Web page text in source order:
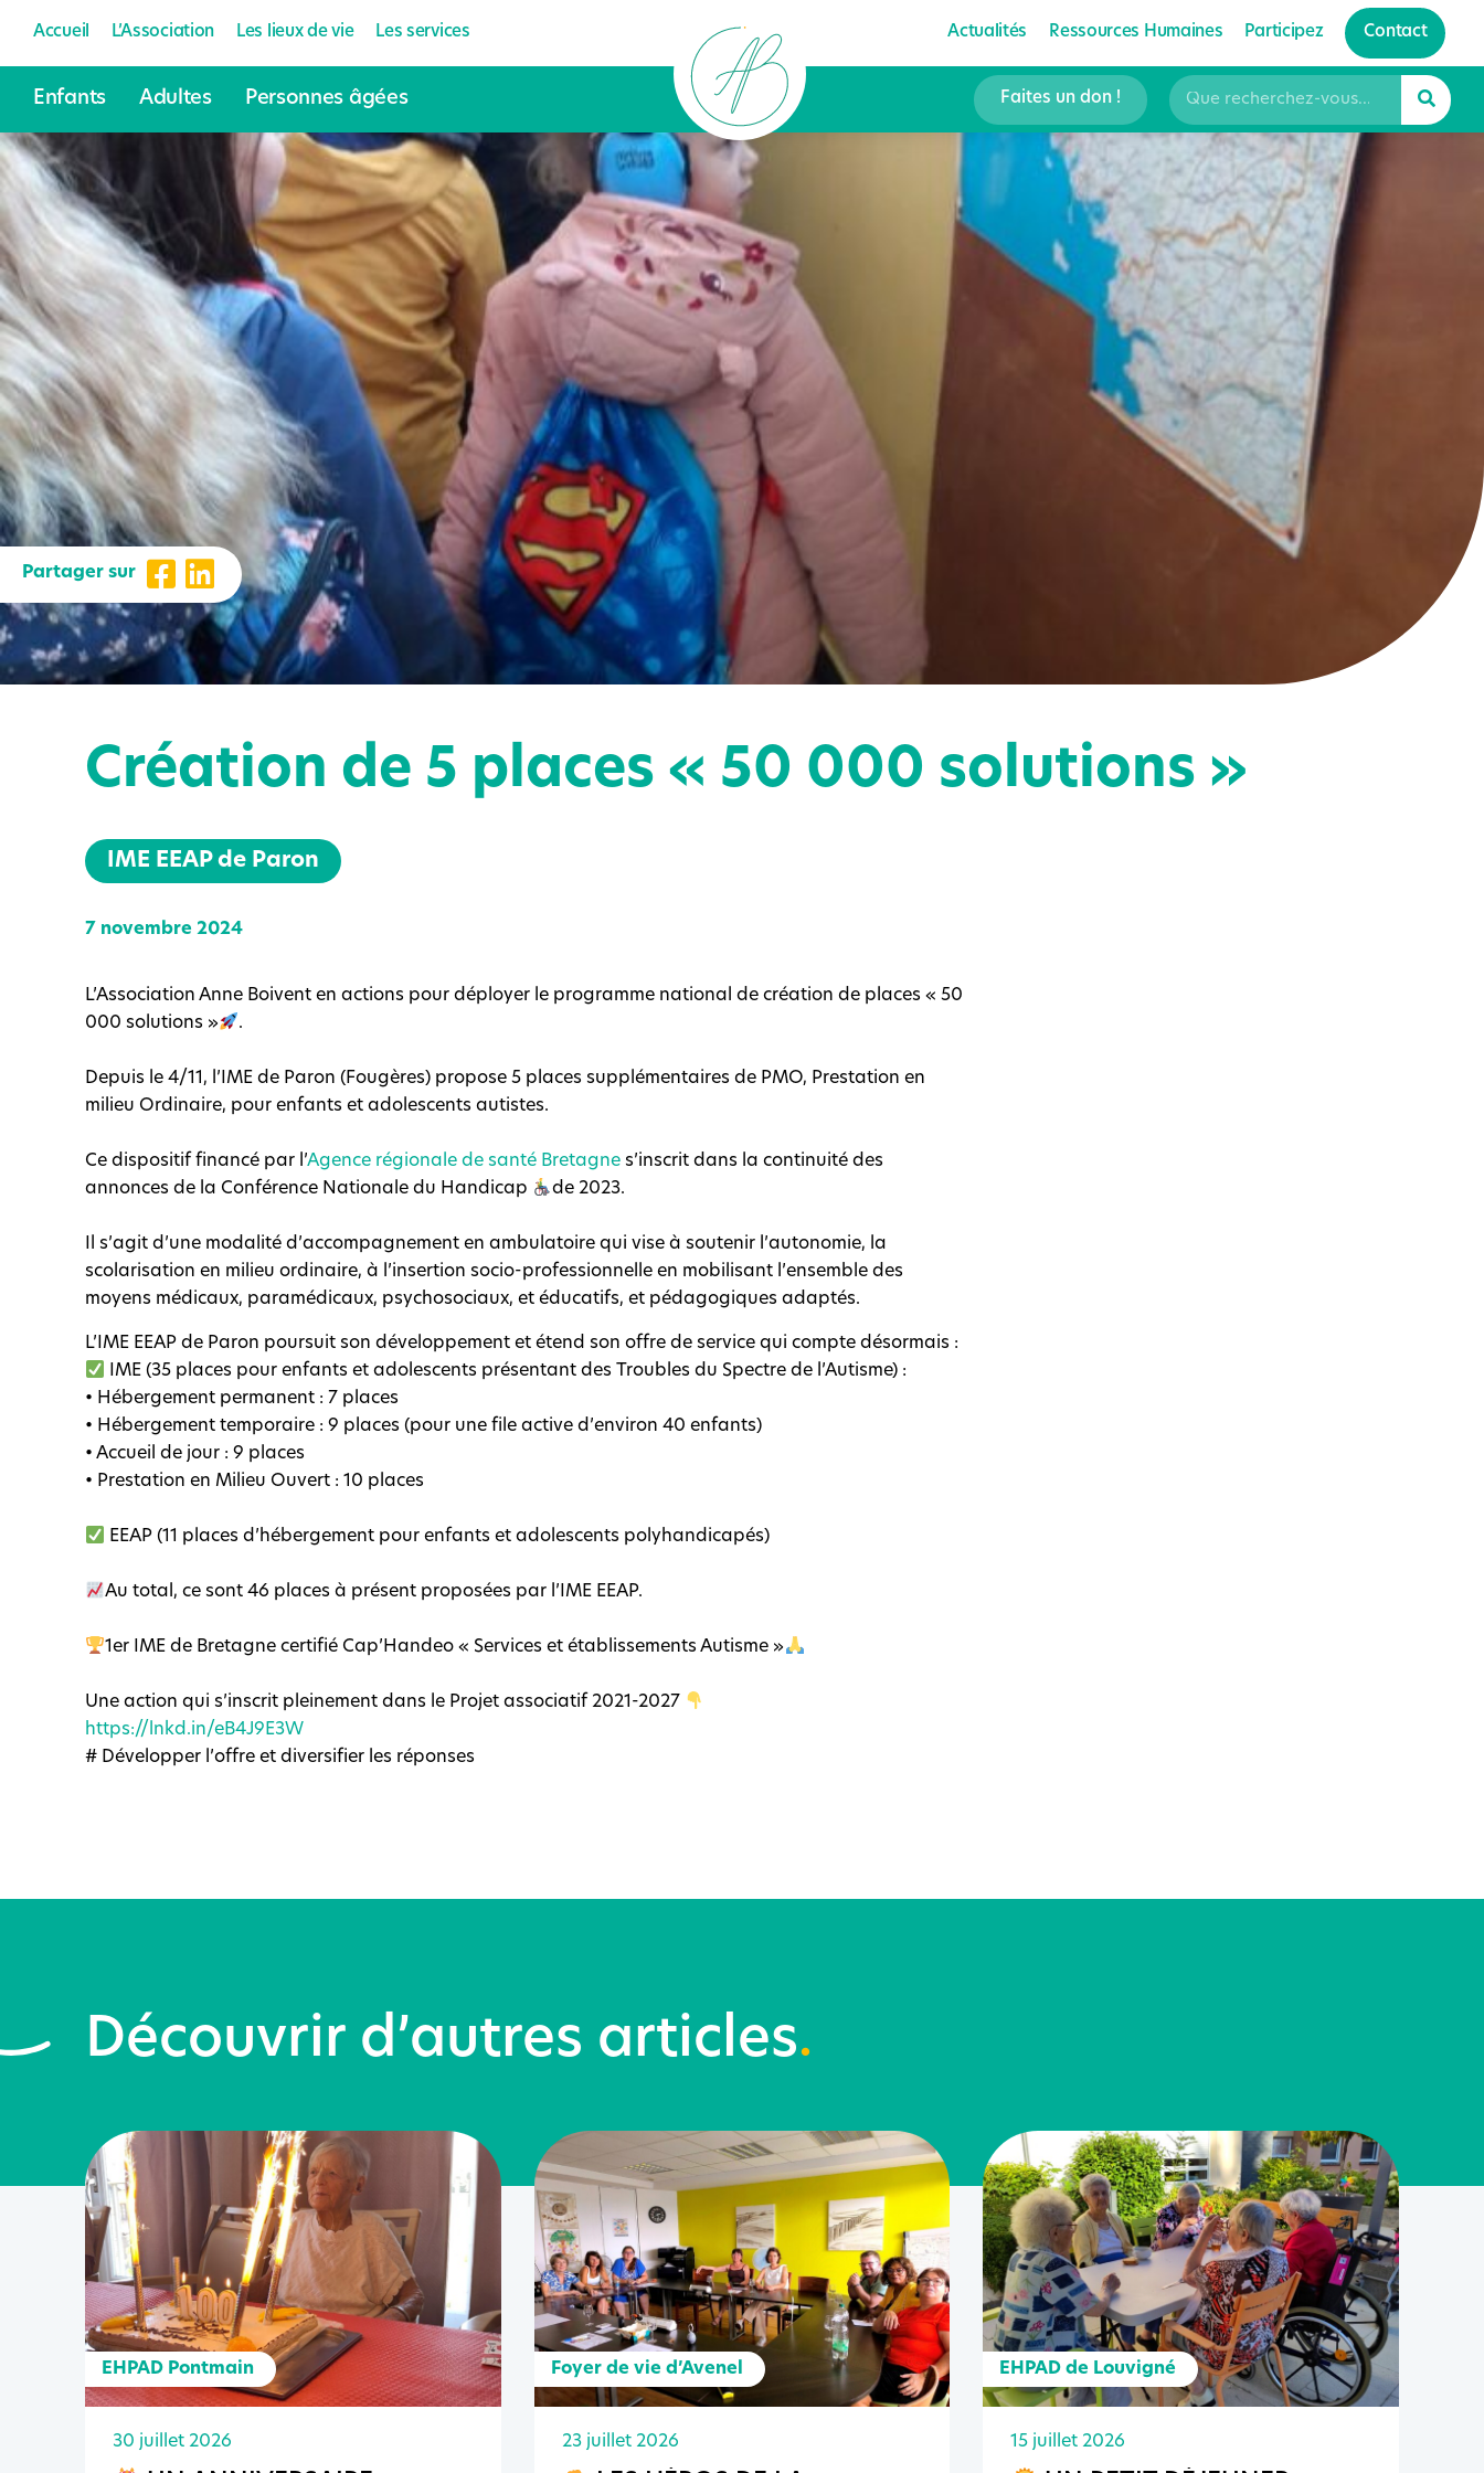
Accueil L’Association Les lieux de vie Les services Actualités Ressources Humaines Participez Contact
Enfants Adultes Personnes âgées Faites un don !
Partager sur
Création de 5 places « 50 000 solutions »
IME EEAP de Paron
7 novembre 2024
L’Association Anne Boivent en actions pour déployer le programme national de création de places « 50
000 solutions »
.
Depuis le 4/11, l’IME de Paron (Fougères) propose 5 places supplémentaires de PMO, Prestation en
milieu Ordinaire, pour enfants et adolescents autistes.
Ce dispositif financé par l’Agence régionale de santé Bretagne s’inscrit dans la continuité des
annonces de la Conférence Nationale du Handicap
de 2023.
Il s’agit d’une modalité d’accompagnement en ambulatoire qui vise à soutenir l’autonomie, la
scolarisation en milieu ordinaire, à l’insertion socio-professionnelle en mobilisant l’ensemble des
moyens médicaux, paramédicaux, psychosociaux, et éducatifs, et pédagogiques adaptés.
L’IME EEAP de Paron poursuit son développement et étend son offre de service qui compte désormais :
IME (35 places pour enfants et adolescents présentant des Troubles du Spectre de l’Autisme) :
• Hébergement permanent : 7 places
• Hébergement temporaire : 9 places (pour une file active d’environ 40 enfants)
• Accueil de jour : 9 places
• Prestation en Milieu Ouvert : 10 places
EEAP (11 places d’hébergement pour enfants et adolescents polyhandicapés)
Au total, ce sont 46 places à présent proposées par l’IME EEAP.
1er IME de Bretagne certifié Cap’Handeo « Services et établissements Autisme »
Une action qui s’inscrit pleinement dans le Projet associatif 2021-2027
https://lnkd.in/eB4J9E3W
# Développer l’offre et diversifier les réponses
Découvrir d’autres articles.
EHPAD Pontmain
30 juillet 2026
Foyer de vie d’Avenel
23 juillet 2026
EHPAD de Louvigné
15 juillet 2026